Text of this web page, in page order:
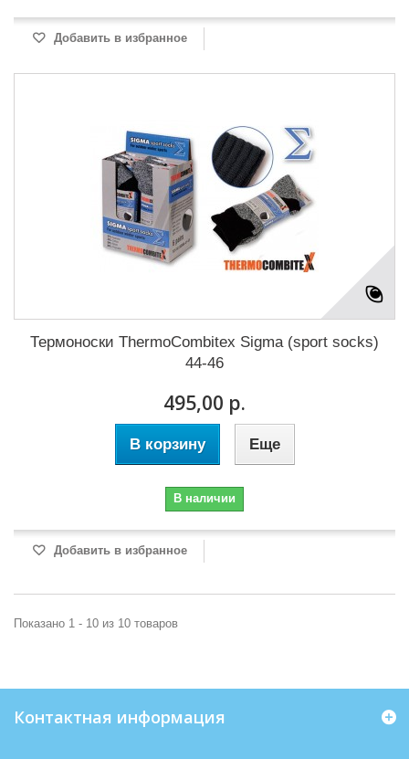
Добавить в избранное
Термоноски ThermoCombitex Sigma (sport socks)
44-46
495,00 р.
В корзину Еще
В наличии
Добавить в избранное
Показано 1 - 10 из 10 товаров
Контактная информация